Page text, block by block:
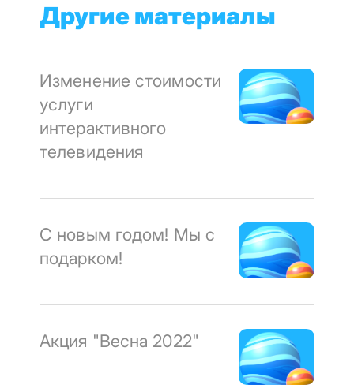
Другие материалы
Изменение стоимости
услуги
интерактивного
телевидения
С новым годом! Мы с
подарком!
Акция "Весна 2022"